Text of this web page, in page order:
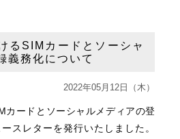
るSIMカードとソーシャ
義務化について
2022年05月12日（木）
カードとソーシャルメディアの登
スレターを発行いたしました。